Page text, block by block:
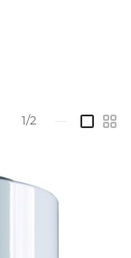
1/2